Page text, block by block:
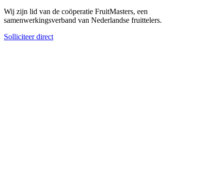
Wij zijn lid van de coöperatie FruitMasters, een
samenwerkingsverband van Nederlandse fruittelers.
Solliciteer direct